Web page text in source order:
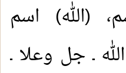
(الله) اسم
ـ جل وعلا ـ